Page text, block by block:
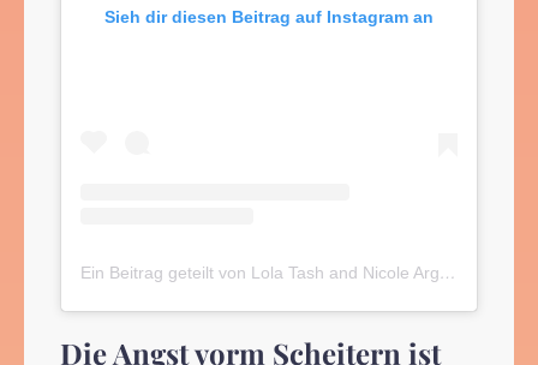
Sieh dir diesen Beitrag auf Instagram an
Ein Beitrag geteilt von Lola Tash and Nicole Argiris (@mytherapistsays)
Die Angst vorm Scheitern ist